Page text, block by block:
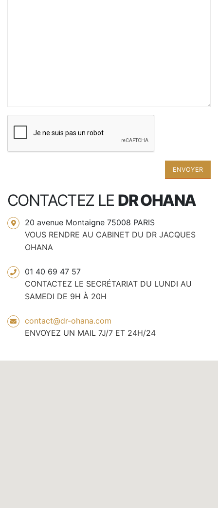
CONTACTEZ LE DR OHANA
20 avenue Montaigne 75008 PARIS
VOUS RENDRE AU CABINET DU DR JACQUES
OHANA
01 40 69 47 57
CONTACTEZ LE SECRÉTARIAT DU LUNDI AU
SAMEDI DE 9H À 20H
contact@dr-ohana.com
ENVOYEZ UN MAIL 7J/7 ET 24H/24